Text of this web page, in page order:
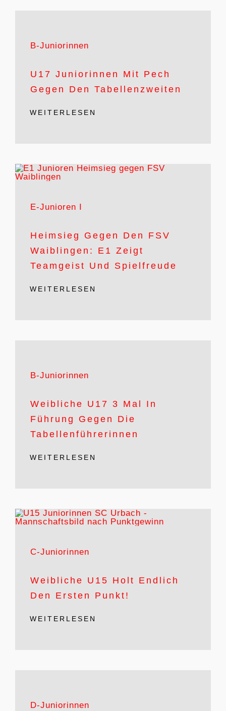
B-Juniorinnen
U17 Juniorinnen Mit Pech
Gegen Den Tabellenzweiten
WEITERLESEN
E-Junioren I
Heimsieg Gegen Den FSV
Waiblingen: E1 Zeigt
Teamgeist Und Spielfreude
WEITERLESEN
B-Juniorinnen
Weibliche U17 3 Mal In
Führung Gegen Die
Tabellenführerinnen
WEITERLESEN
C-Juniorinnen
Weibliche U15 Holt Endlich
Den Ersten Punkt!
WEITERLESEN
D-Juniorinnen